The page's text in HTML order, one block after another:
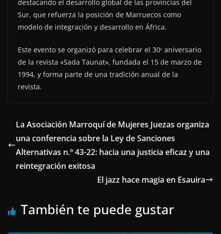
destacando el desarrollo global de las provincias del
Sur, que refuerza la posición de Marruecos como
modelo de integración y desarrollo en África.
Este evento se organizó para celebrar el 30ᵉ aniversario
de la revista «Sada Taunat», fundada el 15 de marzo de
1994, y forma parte de una tradición anual de la
revista.
La Asociación Marroquí de Mujeres Juezas organiza
una conferencia sobre la Ley de Sanciones
Alternativas n.º 43-22: hacia una justicia eficaz y una
reintegración exitosa
El jazz hace magia en Esauira
También te puede gustar